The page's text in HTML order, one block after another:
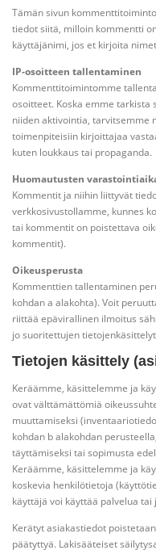
Tämän sivun
tiedot siitä, milloin kommentti
käyttäjänimi, jos et kirjoita
IP-osoitteen tallentaminen
Kommenttitoimintomme
osoitteet. Koska emme
niiden aktivointia, tarvitsemme
toimenpiteisiin kirjoittajaa
kuten loukkaus tai propaganda.
Huomautusten
Kommentit ja niihin liittyvät
verkkosivustollamme, kunnes
tai kommentit on poistettava
kommentit).
Oikeusperusta
Kommenttien tallentaminen
kohdan a alakohta). Voit
riittää epävirallinen ilmoitus
jo suoritettujen
Tietojen käsittely
Keräämme, käsittelemme ja
ovat välttämättömiä
muuttamiseksi
kohdan b alakohdan
täyttämiseksi tai sopimusta
Keräämme, käsittelemme ja
koskevia henkilötietoja
käyttäjä voi käyttää palvelua
Kerätyt asiakastiedot
päätyttyä. Lakisääteiset